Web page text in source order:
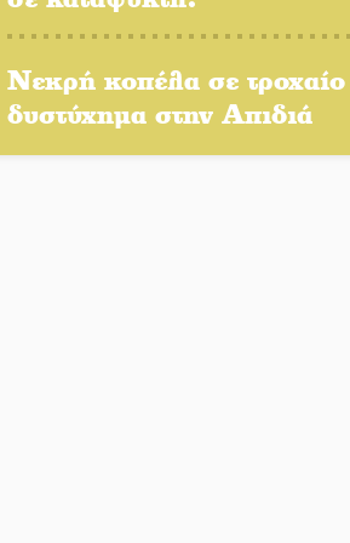
Μονεμβασιάς στο τραπέζι
Πολιτισμός και παράδοση
Νεκρή κοπέλα σε τροχαίο
δυστύχημα στην Απιδιά